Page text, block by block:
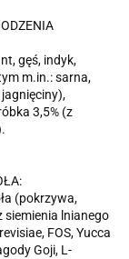
gęś, indyk,
m.in.: sarna,
3,5% (z
(pokrzywa,
siemienia lnianego
FOS, Yucca
Goji, L-